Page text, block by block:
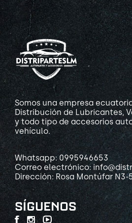
Somos una empresa
Distribución de Lubricantes,
y todo tipo de accesorios
vehículo.
Whatsapp: 0995946653
Correo electrónico:
Dirección: Rosa Montúfar N3-
SÍGUENOS